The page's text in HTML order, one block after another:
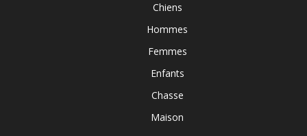
Chiens
Hommes
Femmes
Enfants
Chasse
Maison